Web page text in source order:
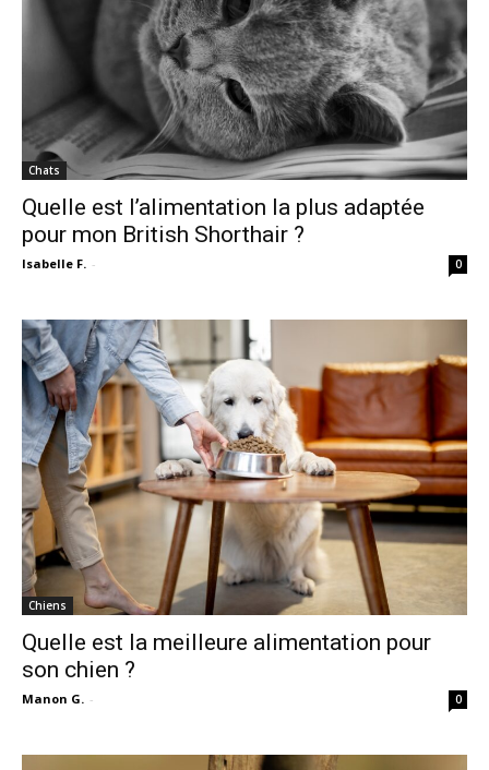
Chats
Quelle est l’alimentation la plus adaptée
pour mon British Shorthair ?
Isabelle F. - 0
Chiens
Quelle est la meilleure alimentation pour
son chien ?
Manon G. - 0